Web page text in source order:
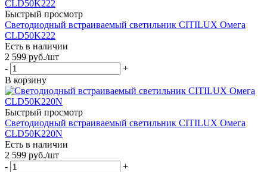
Быстрый просмотр
Светодиодный встраиваемый светильник CITILUX Омега
CLD50K222
Есть в наличии
2 599 руб./шт
-
+
В корзину
Быстрый просмотр
Светодиодный встраиваемый светильник CITILUX Омега
CLD50K220N
Есть в наличии
2 599 руб./шт
-
+